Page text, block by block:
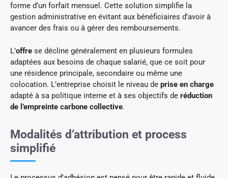
forme d’un forfait mensuel. Cette solution simplifie la
gestion administrative en évitant aux bénéficiaires d’avoir à
avancer des frais ou à gérer des remboursements.
L’offre se décline généralement en plusieurs formules
adaptées aux besoins de chaque salarié, que ce soit pour
une résidence principale, secondaire ou même une
colocation. L’entreprise choisit le niveau de prise en charge
adapté à sa politique interne et à ses objectifs de réduction
de l’empreinte carbone collective.
Modalités d’attribution et process
simplifié